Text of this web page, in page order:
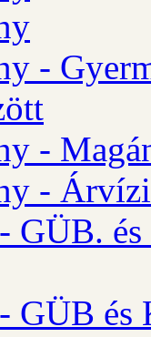
-
-
-
GÜB.
GÜB és